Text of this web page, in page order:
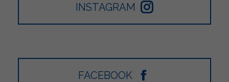
INSTAGRAM
FACEBOOK